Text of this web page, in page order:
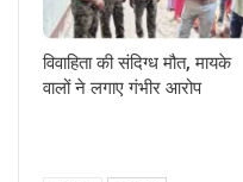
विवाहिता की संदिग्ध मौत, मायके
वालों ने लगाए गंभीर आरोप